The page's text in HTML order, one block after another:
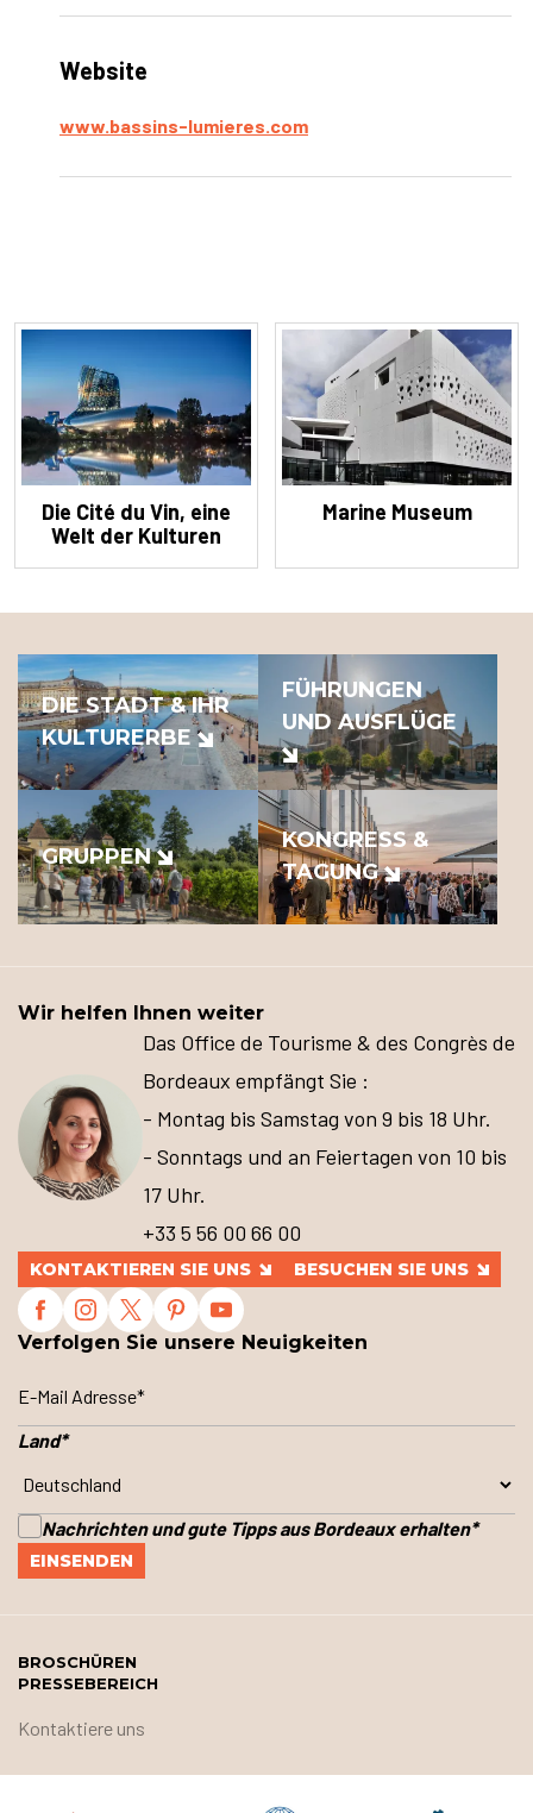
Website
www.bassins-lumieres.com
Die Cité du Vin, eine
Welt der Kulturen
Marine Museum
DIE STADT & IHR
KULTURERBE
FÜHRUNGEN
UND AUSFLÜGE
GRUPPEN
KONGRESS &
TAGUNG
Wir helfen Ihnen weiter
Das Office de Tourisme & des Congrès de
Bordeaux empfängt Sie :
- Montag bis Samstag von 9 bis 18 Uhr.
- Sonntags und an Feiertagen von 10 bis
17 Uhr.
+33 5 56 00 66 00
KONTAKTIEREN SIE UNS BESUCHEN SIE UNS
Verfolgen Sie unsere Neuigkeiten
Land*
Nachrichten und gute Tipps aus Bordeaux erhalten*
BROSCHÜREN
PRESSEBEREICH
Kontaktiere uns